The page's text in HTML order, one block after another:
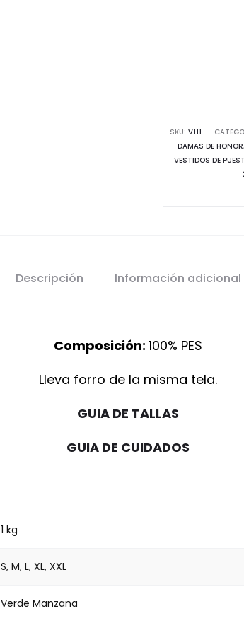
SKU: V111
DAMAS DE HONOR,
VESTIDOS DE
Descripción Información adicional
Composición: 100% PES
Lleva forro de la misma tela.
GUIA DE TALLAS
GUIA DE CUIDADOS
1 kg
S, M, L, XL, XXL
Verde Manzana